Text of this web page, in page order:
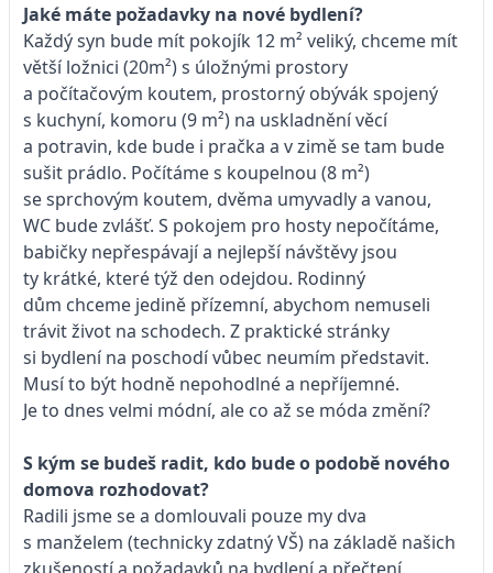
Jaké máte požadavky na nové bydlení?
Každý syn bude mít pokojík 12 m² veliký, chceme mít
větší ložnici (20m²) s úložnými prostory
a počítačovým koutem, prostorný obývák spojený
s kuchyní, komoru (9 m²) na uskladnění věcí
a potravin, kde bude i pračka a v zimě se tam bude
sušit prádlo. Počítáme s koupelnou (8 m²)
se sprchovým koutem, dvěma umyvadly a vanou,
WC bude zvlášť. S pokojem pro hosty nepočítáme,
babičky nepřespávají a nejlepší návštěvy jsou
ty krátké, které týž den odejdou. Rodinný
dům chceme jedině přízemní, abychom nemuseli
trávit život na schodech. Z praktické stránky
si bydlení na poschodí vůbec neumím představit.
Musí to být hodně nepohodlné a nepříjemné.
Je to dnes velmi módní, ale co až se móda změní?
S kým se budeš radit, kdo bude o podobě nového
domova rozhodovat?
Radili jsme se a domlouvali pouze my dva
s manželem (technicky zdatný VŠ) na základě našich